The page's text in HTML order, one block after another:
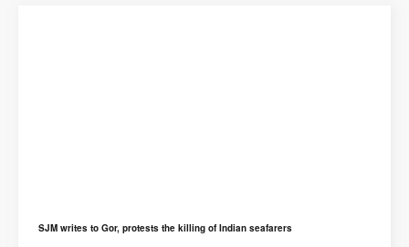
SJM writes to Gor, protests the killing of Indian seafarers